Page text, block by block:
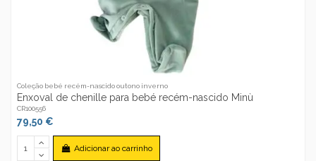
Coleção bebé recém-nascido outono inverno
Enxoval de chenille para bebé recém-nascido Minù
CR100556
79,50 €
Adicionar ao carrinho